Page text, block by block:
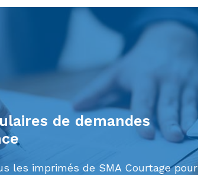
de demandes
les imprimés de SMA Courtage pour